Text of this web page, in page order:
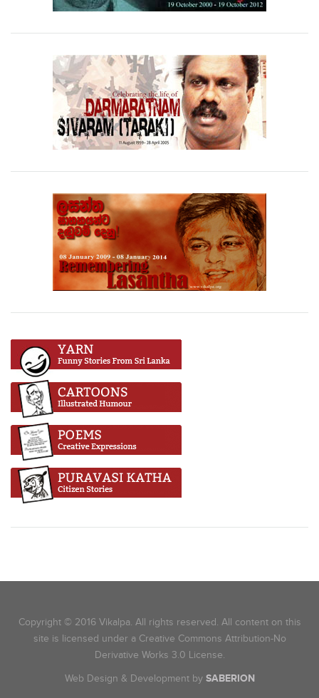
Copyright © 2016 Vikalpa. All rights reserved. All content on this
site is licensed under a Creative Commons Attribution-No
Derivative Works 3.0 License.
Web Design & Development by SABERION